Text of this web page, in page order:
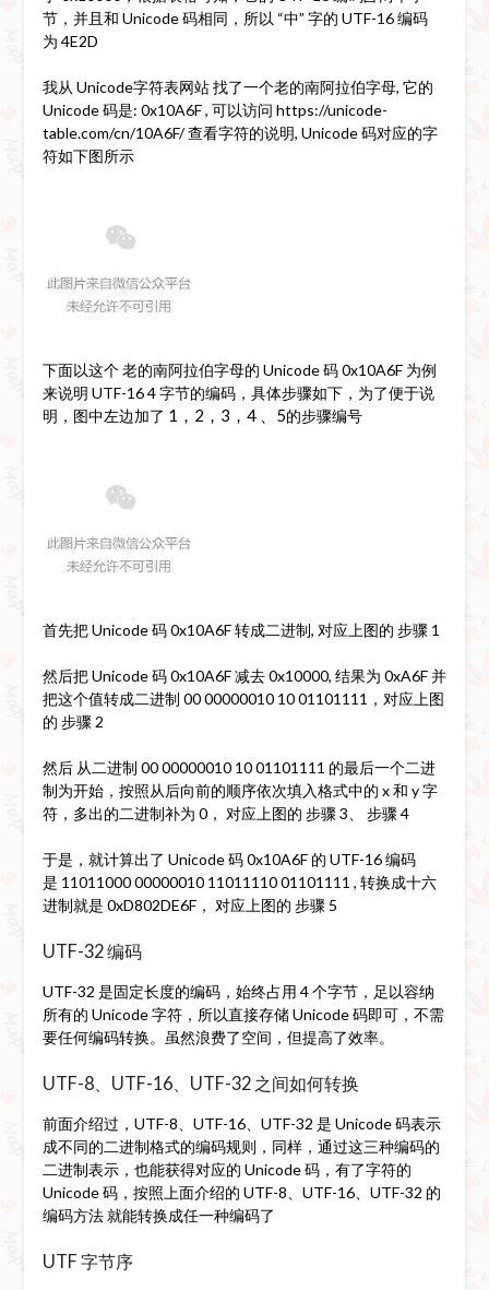
节，并且和 Unicode 码相同，所以 “中” 字的 UTF-16 编码
为 4E2D
我从 Unicode字符表网站 找了一个老的南阿拉伯字母, 它的
Unicode 码是: 0x10A6F , 可以访问 https://unicode-
table.com/cn/10A6F/ 查看字符的说明, Unicode 码对应的字
符如下图所示
下面以这个 老的南阿拉伯字母的 Unicode 码 0x10A6F 为例
来说明 UTF-16 4 字节的编码，具体步骤如下，为了便于说
明，图中左边加了 1，2，3，4 、5的步骤编号
首先把 Unicode 码 0x10A6F 转成二进制, 对应上图的 步骤 1
然后把 Unicode 码 0x10A6F 减去 0x10000, 结果为 0xA6F 并
把这个值转成二进制 00 00000010 10 01101111，对应上图
的 步骤 2
然后 从二进制 00 00000010 10 01101111 的最后一个二进
制为开始，按照从后向前的顺序依次填入格式中的 x 和 y 字
符，多出的二进制补为 0， 对应上图的 步骤 3、 步骤 4
于是，就计算出了 Unicode 码 0x10A6F 的 UTF-16 编码
是 11011000 00000010 11011110 01101111 , 转换成十六
进制就是 0xD802DE6F， 对应上图的 步骤 5
UTF-32 编码
UTF-32 是固定长度的编码，始终占用 4 个字节，足以容纳
所有的 Unicode 字符，所以直接存储 Unicode 码即可，不需
要任何编码转换。虽然浪费了空间，但提高了效率。
UTF-8、UTF-16、UTF-32 之间如何转换
前面介绍过，UTF-8、UTF-16、UTF-32 是 Unicode 码表示
成不同的二进制格式的编码规则，同样，通过这三种编码的
二进制表示，也能获得对应的 Unicode 码，有了字符的
Unicode 码，按照上面介绍的 UTF-8、UTF-16、UTF-32 的
编码方法 就能转换成任一种编码了
UTF 字节序